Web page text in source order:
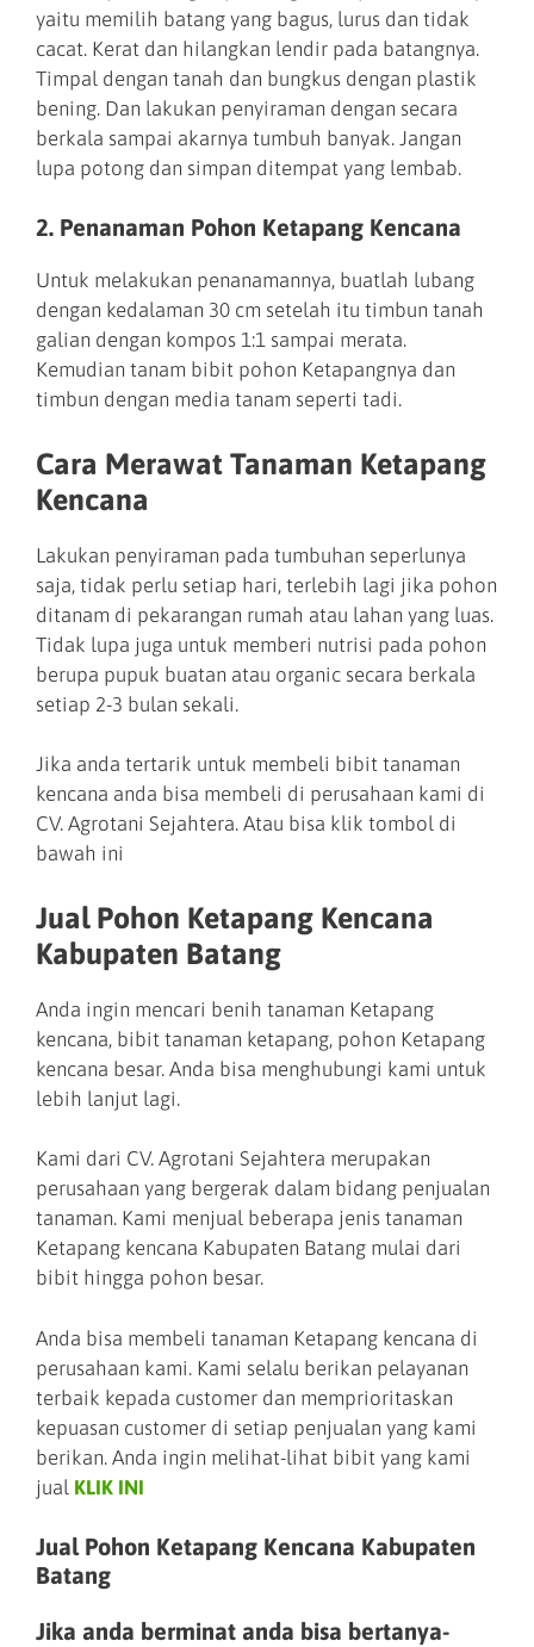
yaitu memilih batang yang bagus, lurus dan tidak
cacat. Kerat dan hilangkan lendir pada batangnya.
Timpal dengan tanah dan bungkus dengan plastik
bening. Dan lakukan penyiraman dengan secara
berkala sampai akarnya tumbuh banyak. Jangan
lupa potong dan simpan ditempat yang lembab.
2. Penanaman Pohon Ketapang Kencana
Untuk melakukan penanamannya, buatlah lubang
dengan kedalaman 30 cm setelah itu timbun tanah
galian dengan kompos 1:1 sampai merata.
Kemudian tanam bibit pohon Ketapangnya dan
timbun dengan media tanam seperti tadi.
Cara Merawat Tanaman Ketapang
Kencana
Lakukan penyiraman pada tumbuhan seperlunya
saja, tidak perlu setiap hari, terlebih lagi jika pohon
ditanam di pekarangan rumah atau lahan yang luas.
Tidak lupa juga untuk memberi nutrisi pada pohon
berupa pupuk buatan atau organic secara berkala
setiap 2-3 bulan sekali.
Jika anda tertarik untuk membeli bibit tanaman
kencana anda bisa membeli di perusahaan kami di
CV. Agrotani Sejahtera. Atau bisa klik tombol di
bawah ini
Jual Pohon Ketapang Kencana
Kabupaten Batang
Anda ingin mencari benih tanaman Ketapang
kencana, bibit tanaman ketapang, pohon Ketapang
kencana besar. Anda bisa menghubungi kami untuk
lebih lanjut lagi.
Kami dari CV. Agrotani Sejahtera merupakan
perusahaan yang bergerak dalam bidang penjualan
tanaman. Kami menjual beberapa jenis tanaman
Ketapang kencana Kabupaten Batang mulai dari
bibit hingga pohon besar.
Anda bisa membeli tanaman Ketapang kencana di
perusahaan kami. Kami selalu berikan pelayanan
terbaik kepada customer dan memprioritaskan
kepuasan customer di setiap penjualan yang kami
berikan. Anda ingin melihat-lihat bibit yang kami
jual KLIK INI
Jual Pohon Ketapang Kencana Kabupaten
Batang
Jika anda berminat anda bisa bertanya-